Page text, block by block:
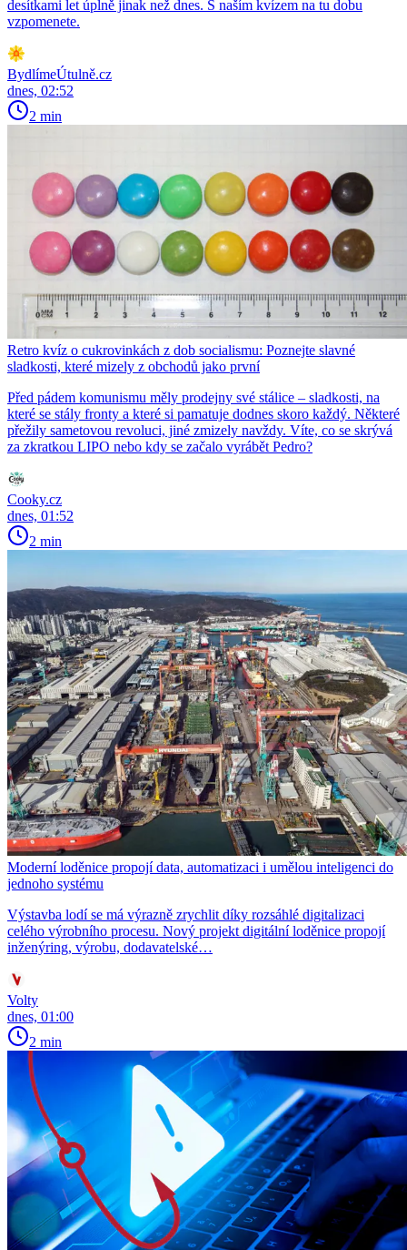
desítkami let úplně jinak než dnes. S naším kvízem na tu dobu
vzpomenete.
BydlímeÚtulně.cz
dnes, 02:52
2 min
Retro kvíz o cukrovinkách z dob socialismu: Poznejte slavné
sladkosti, které mizely z obchodů jako první
Před pádem komunismu měly prodejny své stálice – sladkosti, na
které se stály fronty a které si pamatuje dodnes skoro každý. Některé
přežily sametovou revoluci, jiné zmizely navždy. Víte, co se skrývá
za zkratkou LIPO nebo kdy se začalo vyrábět Pedro?
Cooky.cz
dnes, 01:52
2 min
Moderní loděnice propojí data, automatizaci i umělou inteligenci do
jednoho systému
Výstavba lodí se má výrazně zrychlit díky rozsáhlé digitalizaci
celého výrobního procesu. Nový projekt digitální loděnice propojí
inženýring, výrobu, dodavatelské…
Volty
dnes, 01:00
2 min